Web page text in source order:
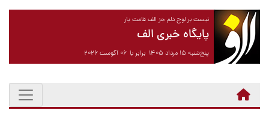
نیست بر لوح دلم جز الف قامت یار
پایگاه خبری الف
پنج‌شنبه ۱۵ مرداد ۱۴۰۵ برابر با ۰۶ آگوست ۲۰۲۶